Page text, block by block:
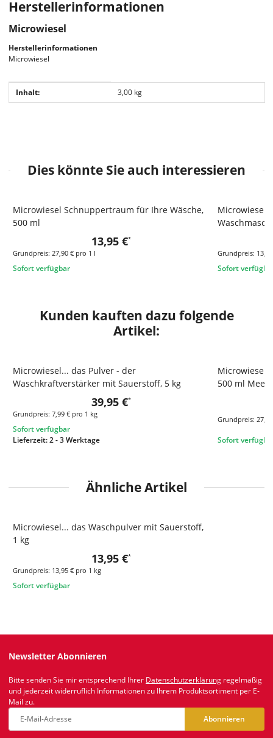
Herstellerinformationen
Microwiesel
Herstellerinformationen
Microwiesel
Produkteigenschaft
Wert
Inhalt: 3,00 kg
Dies könnte Sie auch interessieren
TOP
Microwiesel Schnuppertraum für Ihre Wäsche,
500 ml
13,95 €*
Grundpreis: 27,90 € pro 1 l
Sofort verfügbar
Grundpreis:
Sofort
Kunden kauften dazu folgende
Artikel:
Microwiesel... das Pulver - der
Waschkraftverstärker mit Sauerstoff, 5 kg
39,95 €*
Grundpreis: 7,99 € pro 1 kg
Sofort verfügbar
Lieferzeit:2 - 3 Werktage
TOP
Microwiesel
500 ml
Grundpreis:
Sofort
Ähnliche Artikel
Microwiesel... das Waschpulver mit Sauerstoff,
1 kg
13,95 €*
Grundpreis: 13,95 € pro 1 kg
Sofort verfügbar
Newsletter Abonnieren
Bitte senden Sie mir entsprechend Ihrer Datenschutzerklärung regelmäßig
und jederzeit widerruflich Informationen zu Ihrem Produktsortiment per E-
Mail zu.
Abonnieren